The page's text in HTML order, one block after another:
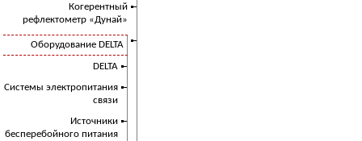
Когерентный
рефлектометр «Дунай»
Оборудование DELTA
DELTA
Системы электропитания
связи
Источники
бесперебойного питания